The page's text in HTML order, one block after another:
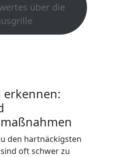
über die
erkennen:
den hartnäckigsten
oft schwer zu